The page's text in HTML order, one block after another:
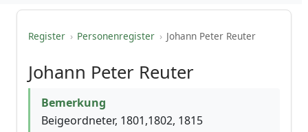
Register › Personenregister › Johann Peter Reuter
Johann Peter Reuter
Bemerkung
Beigeordneter, 1801,1802, 1815